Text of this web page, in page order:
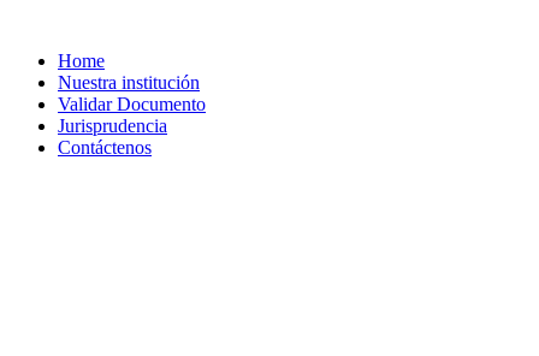
Home
Nuestra institución
Validar Documento
Jurisprudencia
Contáctenos